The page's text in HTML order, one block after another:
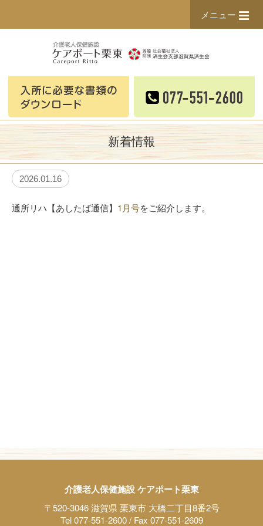
メニュー
新着情報
2026.01.16
通所リハ【あしたば通信】 1月号をご紹介します。
介護老人保健施設 ケアポート栗東
〒520-3046 滋賀県 栗東市 大橋二丁目8番2号
Tel 077-551-2600 / Fax 077-551-2609